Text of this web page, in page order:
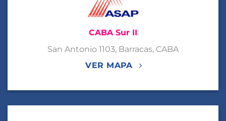
CABA Sur II
San Antonio 1103, Barracas, CABA
VER MAPA